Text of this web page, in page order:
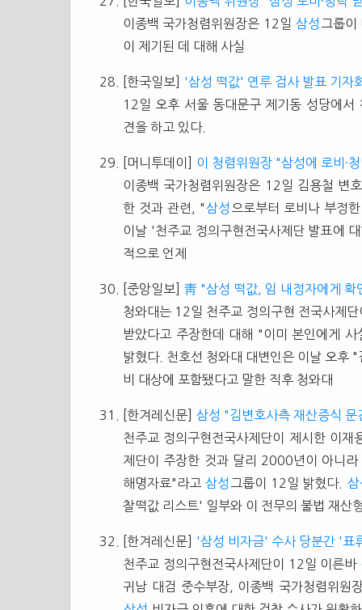
이종백 국가청렴위원장은 12일 삼성 그룹
이 제기된 데 대해 사실
[한국일보]
'삼성 떡값' 연루 검사 발표 기자
12일 오후 서울 동대문구 제기동 성당에서
견을 하고 있다.
[머니투데이]
이 청렴위원장 "삼성에 로비·
이종백 국가청렴위원장은 12일 김용철 변
한 것과 관련, "삼성 으로부터 로비나 부정
이날 '천주교 정의구현전국사제단 발표에
적으로 언제
[중앙일보] 靑 "삼성 떡값, 임 내정자에게 확
청와대는 12일 천주교 정의구현 전국사제
받았다고 주장한데 대해 "이미 본인에게
밝혔다. 천호선 청와대 대변인은 이날 오후
비 대상에 포함됐다고 말한 직후 청와대
[한겨레신문] 삼성 "김변호사측 재산증식
천주교 정의구현전국사제단이 제시한 이재
제단이 주장한 것과 달리 2000년이 아니
해명자료"라고 삼성 그룹이 12일 밝혔다. 삼
찰떡값 리스트' 일부와 이 전무의 불법 재산
[한겨레신문]
'삼성 비자금' 수사 당분간 '표
천주교 정의구현전국사제단이 12일 이른바
귀남 대검 중수부장, 이종백 국가청렴위원